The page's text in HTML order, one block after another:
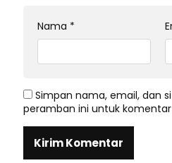
Nama *
Simpan nama, email, dan
peramban ini untuk